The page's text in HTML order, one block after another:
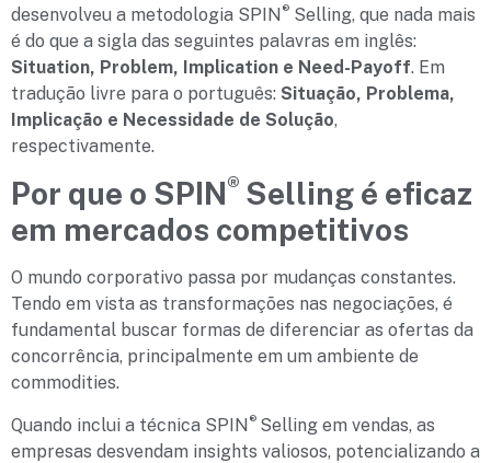
desenvolveu a metodologia SPIN® Selling, que nada mais
é do que a sigla das seguintes palavras em inglês:
Situation, Problem, Implication e Need-Payoff. Em
tradução livre para o português: Situação, Problema,
Implicação e Necessidade de Solução,
respectivamente.
Por que o SPIN® Selling é eficaz
em mercados competitivos
O mundo corporativo passa por mudanças constantes.
Tendo em vista as transformações nas negociações, é
fundamental buscar formas de diferenciar as ofertas da
concorrência, principalmente em um ambiente de
commodities.
Quando inclui a técnica SPIN® Selling em vendas, as
empresas desvendam insights valiosos, potencializando a